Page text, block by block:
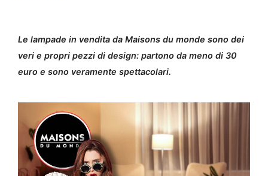
Le lampade in vendita da Maisons du monde sono dei
veri e propri pezzi di design: partono da meno di 30
euro e sono veramente spettacolari.